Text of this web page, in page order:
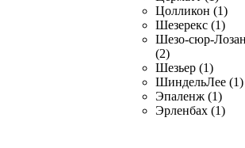
Цолликон (1)
Шезерекс (1)
Шезо-сюр-
(2)
Шезьер (1)
ШиндельЛее (1)
Эпаленж (1)
Эрленбах (1)